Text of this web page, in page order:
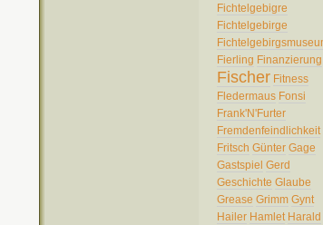
Fichtelgebigre
Fichtelgebirge
Fierling Finanzierung
Fischer Fitness
Fledermaus Fonsi
Frank'N'Furter
Fremdenfeindlichkeit
Fritsch Günter Gage
Gastspiel Gerd
Geschichte Glaube
Grease Grimm Gynt
Hailer Hamlet Harald